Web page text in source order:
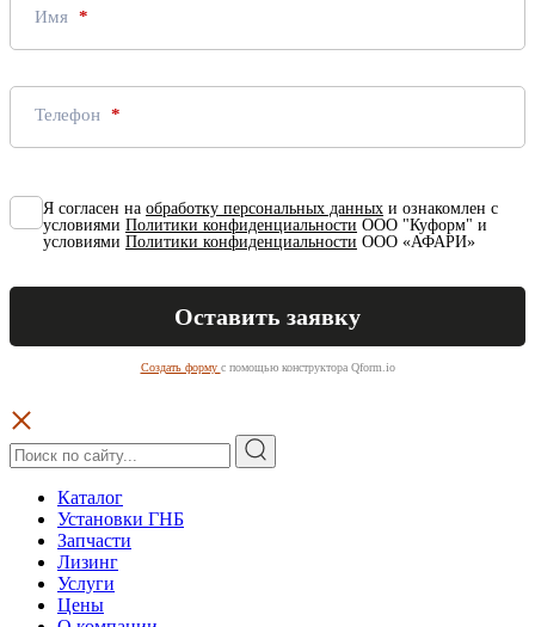
Имя
Телефон
Я согласен на обработку персональных данных и ознакомлен с
условиями Политики конфиденциальности ООО "Куформ" и
условиями Политики конфиденциальности ООО «АФАРИ»
Создать форму с помощью конструктора Qform.io
Каталог
Установки ГНБ
Запчасти
Лизинг
Услуги
Цены